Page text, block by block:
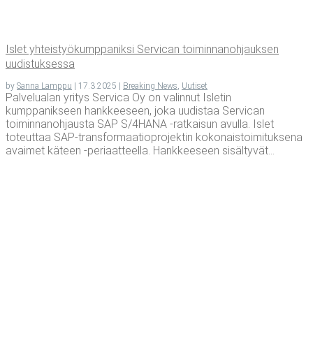
Islet yhteis­työ­kump­pa­nik­si Ser­vican toi­min­na­noh­jauk­sen
uudistuksessa
by Sanna Lamppu | 17.3.2025 | Breaking News Uutiset
Palvelualan yritys Servica Oy on valinnut Isletin
kumppanikseen hankkeeseen, joka uudistaa Servican
toiminnanohjausta SAP S/4HANA -ratkaisun avulla. Islet
toteuttaa SAP-transformaatioprojektin kokonaistoimituksena
avaimet käteen -periaatteella. Hankkeeseen sisältyvät...